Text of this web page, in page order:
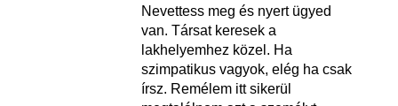
Nevettess meg és nyert ügyed
van. Társat keresek a
lakhelyemhez közel. Ha
szimpatikus vagyok, elég ha csak
írsz. Remélem itt sikerül